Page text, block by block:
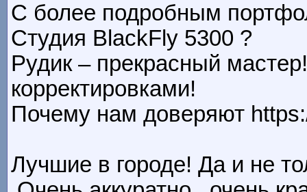
С более подробным
Студия BlackFly 5300 ?
Рудик – прекрасный
корректировками!
Почему нам доверяют
Лучшие в городе! Да и не